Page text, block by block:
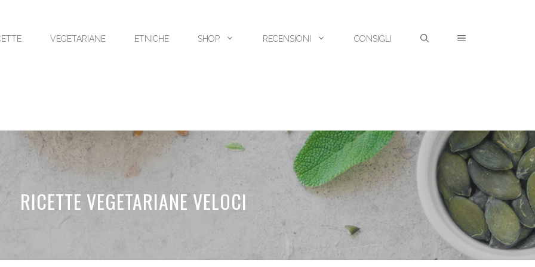
VEGETARIANE ETNICHE SHOP RECENSIONI CONSIGLI
RICETTE VEGETARIANE VELOCI